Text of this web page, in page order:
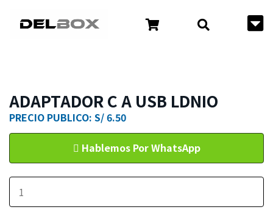
ADAPTADOR C A USB LDNIO
PRECIO PUBLICO: S/ 6.50
Hablemos Por WhatsApp